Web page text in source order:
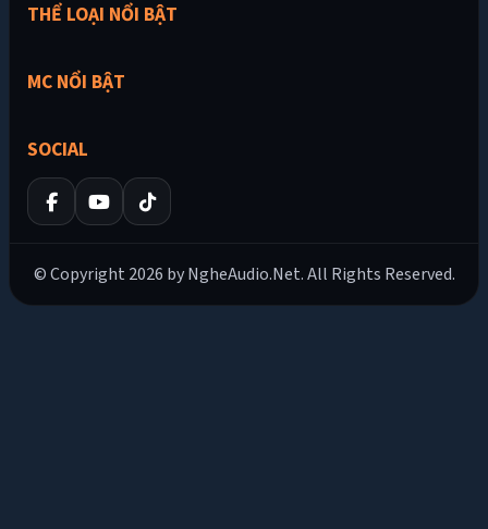
THỂ LOẠI NỔI BẬT
MC NỔI BẬT
SOCIAL
© Copyright 2026 by NgheAudio.Net. All Rights Reserved.